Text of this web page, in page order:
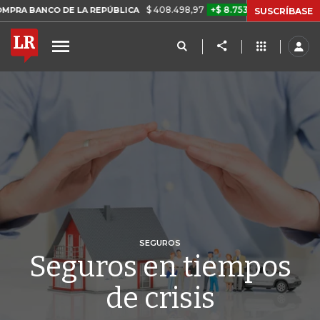
DE LA REPÚBLICA $ 408.498,97 +$ 8.753,81 +2,19% TASA DE
SUSCRÍBASE
SEGUROS
Seguros en tiempos
de crisis